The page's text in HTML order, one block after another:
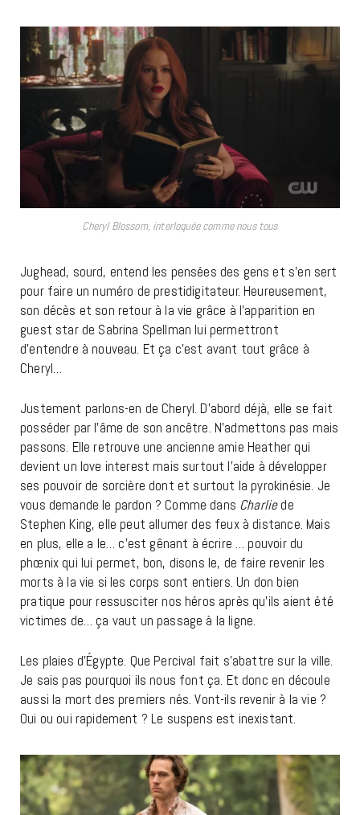
Cheryl Blossom, interloquée comme nous tous
Jughead, sourd, entend les pensées des gens et s’en sert
pour faire un numéro de prestidigitateur. Heureusement,
son décès et son retour à la vie grâce à l’apparition en
guest star de Sabrina Spellman lui permettront
d’entendre à nouveau. Et ça c’est avant tout grâce à
Cheryl…
Justement parlons-en de Cheryl. D’abord déjà, elle se fait
posséder par l’âme de son ancêtre. N’admettons pas mais
passons. Elle retrouve une ancienne amie Heather qui
devient un love interest mais surtout l’aide à développer
ses pouvoir de sorcière dont et surtout la pyrokinésie. Je
vous demande le pardon ? Comme dans Charliede
Stephen King, elle peut allumer des feux à distance. Mais
en plus, elle a le… c’est gênant à écrire … pouvoir du
phœnix qui lui permet, bon, disons le, de faire revenir les
morts à la vie si les corps sont entiers. Un don bien
pratique pour ressusciter nos héros après qu’ils aient été
victimes de… ça vaut un passage à la ligne.
Les plaies d’Égypte. Que Percival fait s’abattre sur la ville.
Je sais pas pourquoi ils nous font ça. Et donc en découle
aussi la mort des premiers nés. Vont-ils revenir à la vie ?
Oui ou oui rapidement ? Le suspens est inexistant.